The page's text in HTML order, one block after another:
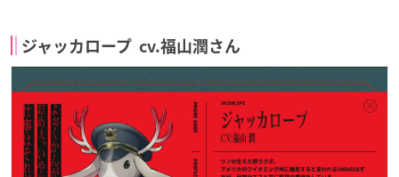
ジャッカロープ cv.福山潤さん